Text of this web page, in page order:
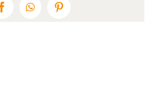
FacebookWhatsAppPinterest